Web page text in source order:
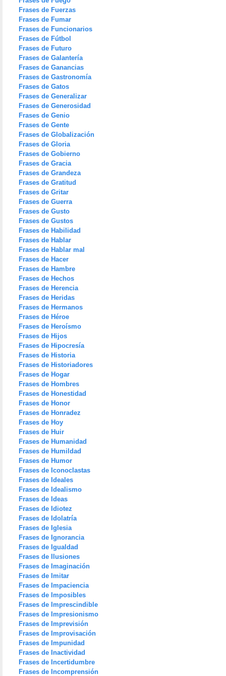
Frases de Fuerzas
Frases de Fumar
Frases de Funcionarios
Frases de Fútbol
Frases de Futuro
Frases de Galantería
Frases de Ganancias
Frases de Gastronomía
Frases de Gatos
Frases de Generalizar
Frases de Generosidad
Frases de Genio
Frases de Gente
Frases de Globalización
Frases de Gloria
Frases de Gobierno
Frases de Gracia
Frases de Grandeza
Frases de Gratitud
Frases de Gritar
Frases de Guerra
Frases de Gusto
Frases de Gustos
Frases de Habilidad
Frases de Hablar
Frases de Hablar mal
Frases de Hacer
Frases de Hambre
Frases de Hechos
Frases de Herencia
Frases de Heridas
Frases de Hermanos
Frases de Héroe
Frases de Heroísmo
Frases de Hijos
Frases de Hipocresía
Frases de Historia
Frases de Historiadores
Frases de Hogar
Frases de Hombres
Frases de Honestidad
Frases de Honor
Frases de Honradez
Frases de Hoy
Frases de Huir
Frases de Humanidad
Frases de Humildad
Frases de Humor
Frases de Iconoclastas
Frases de Ideales
Frases de Idealismo
Frases de Ideas
Frases de Idiotez
Frases de Idolatría
Frases de Iglesia
Frases de Ignorancia
Frases de Igualdad
Frases de Ilusiones
Frases de Imaginación
Frases de Imitar
Frases de Impaciencia
Frases de Imposibles
Frases de Imprescindible
Frases de Impresionismo
Frases de Imprevisión
Frases de Improvisación
Frases de Impunidad
Frases de Inactividad
Frases de Incertidumbre
Frases de Incomprensión